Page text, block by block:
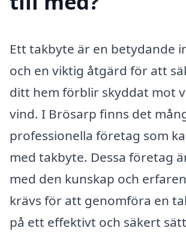
Ett takbyte är en betydande
och en viktig åtgärd för att
ditt hem förblir skyddat mot
vind. I Brösarp finns det
professionella företag som
med takbyte. Dessa företag
med den kunskap och
krävs för att genomföra en
på ett effektivt och säkert